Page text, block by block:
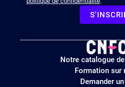
site
Notre catalogue
Formation sur
Demander